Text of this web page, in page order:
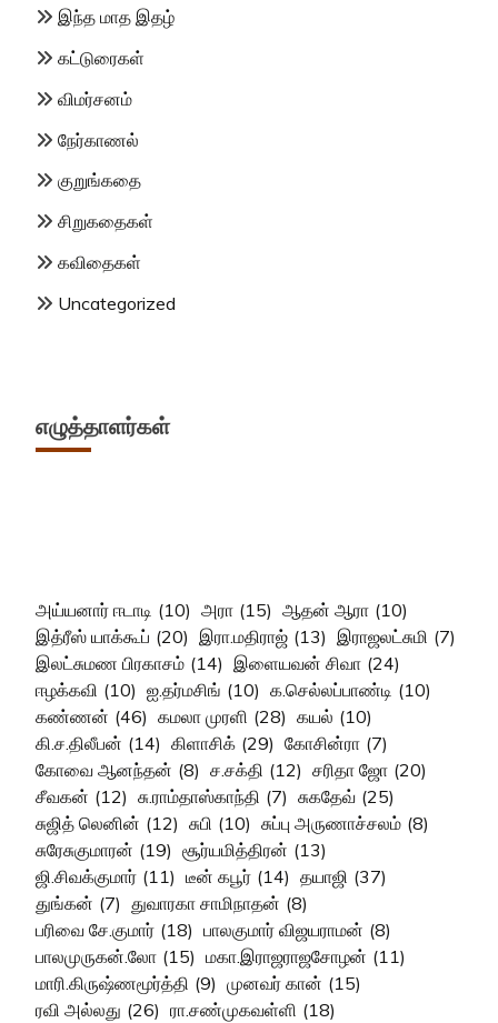
இந்த மாத இதழ்
கட்டுரைகள்
விமர்சனம்
நேர்காணல்
குறுங்கதை
சிறுகதைகள்
கவிதைகள்
Uncategorized
எழுத்தாளர்கள்
அய்யனார் ஈடாடி (10) அரா (15) ஆதன் ஆரா (10)
இத்ரீஸ் யாக்கூப் (20) இரா.மதிராஜ் (13) இராஜலட்சுமி (7)
இலட்சுமண பிரகாசம் (14) இளையவன் சிவா (24)
ஈழக்கவி (10) ஐ.தர்மசிங் (10) க.செல்லப்பாண்டி (10)
கண்ணன் (46) கமலா முரளி (28) கயல் (10)
கி.ச.திலீபன் (14) கிளாசிக் (29) கோசின்ரா (7)
கோவை ஆனந்தன் (8) ச.சக்தி (12) சரிதா ஜோ (20)
சீவகன் (12) சு.ராம்தாஸ்காந்தி (7) சுகதேவ் (25)
சுஜித் லெனின் (12) சுபி (10) சுப்பு அருணாச்சலம் (8)
சுரேசுகுமாரன் (19) சூர்யமித்திரன் (13)
ஜி.சிவக்குமார் (11) டீன் கபூர் (14) தயாஜி (37)
துங்கன் (7) துவாரகா சாமிநாதன் (8)
பரிவை சே.குமார் (18) பாலகுமார் விஜயராமன் (8)
பாலமுருகன்.லோ (15) மகா.இராஜராஜசோழன் (11)
மாரி.கிருஷ்ணமூர்த்தி (9) முனவர் கான் (15)
ரவி அல்லது (26) ரா.சண்முகவள்ளி (18)